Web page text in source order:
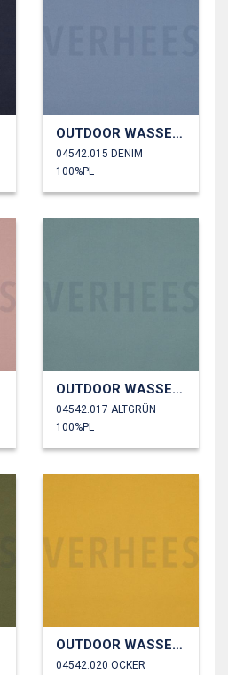
OUTDOOR WASSERDICHT
04542.015 DENIM
100%PL
OUTDOOR WASSERDICHT
04542.017 ALTGRÜN
100%PL
OUTDOOR WASSERDICHT
04542.020 OCKER